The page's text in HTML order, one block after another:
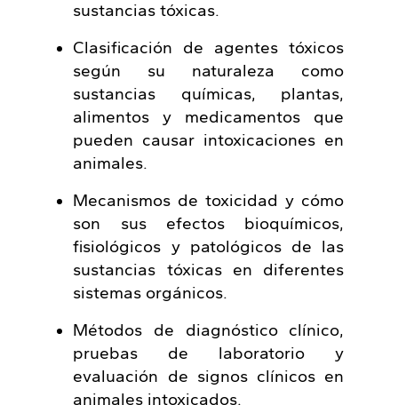
sustancias tóxicas.
Clasificación de agentes tóxicos
según su naturaleza como
sustancias químicas, plantas,
alimentos y medicamentos que
pueden causar intoxicaciones en
animales.
Mecanismos de toxicidad y cómo
son sus efectos bioquímicos,
fisiológicos y patológicos de las
sustancias tóxicas en diferentes
sistemas orgánicos.
Métodos de diagnóstico clínico,
pruebas de laboratorio y
evaluación de signos clínicos en
animales intoxicados.